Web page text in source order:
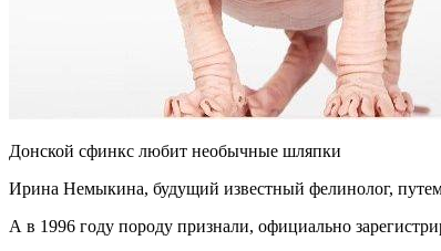
Донской сфинкс любит необычные шляпки
Ирина Немыкина, будущий известный фелинолог, путем
А в 1996 году породу признали, официально